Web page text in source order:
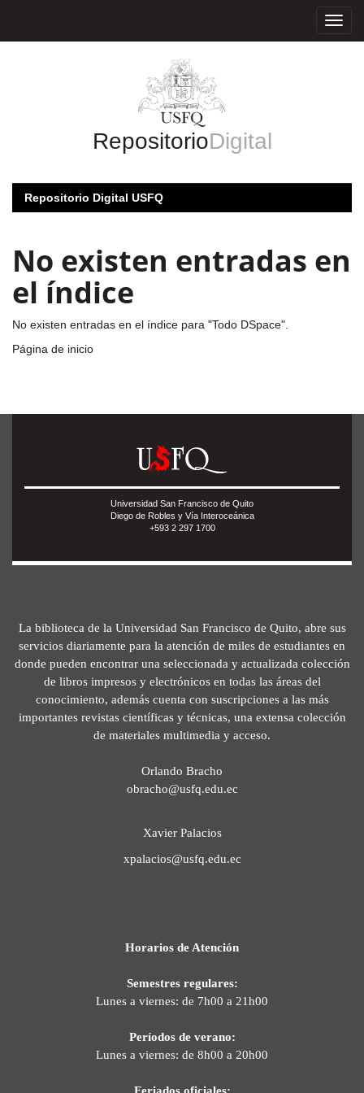
RepositorioDigital
Repositorio Digital USFQ
No existen entradas en
el índice
No existen entradas en el índice para "Todo DSpace".
Página de inicio
Universidad San Francisco de Quito
Diego de Robles y Vía Interoceánica
+593 2 297 1700
La biblioteca de la Universidad San Francisco de Quito, abre sus
servicios diariamente para la atención de miles de estudiantes en
donde pueden encontrar una seleccionada y actualizada colección
de libros impresos y electrónicos en todas las áreas del
conocimiento, además cuenta con suscripciones a las más
importantes revistas científicas y técnicas, una extensa colección
de materiales multimedia y acceso.
Orlando Bracho
obracho@usfq.edu.ec
Xavier Palacios
xpalacios@usfq.edu.ec
Horarios de Atención
Semestres regulares:
Lunes a viernes: de 7h00 a 21h00
Períodos de verano:
Lunes a viernes: de 8h00 a 20h00
Feriados oficiales: